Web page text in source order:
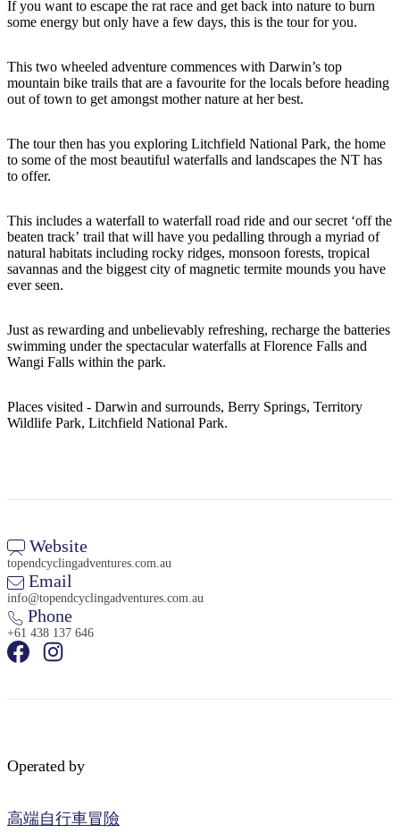
按
地
區
探
索
您
旅
行
工
搜
尋:
Sign
up
If you want to escape the rat race and get back into nature to burn
some energy but only have a few days, this is the tour for you.
This two wheeled adventure commences with Darwin’s top
mountain bike trails that are a favourite for the locals before heading
out of town to get amongst mother nature at her best.
The tour then has you exploring Litchfield National Park, the home
to some of the most beautiful waterfalls and landscapes the NT has
to offer.
This includes a waterfall to waterfall road ride and our secret ‘off the
beaten track’ trail that will have you pedalling through a myriad of
natural habitats including rocky ridges, monsoon forests, tropical
savannas and the biggest city of magnetic termite mounds you have
ever seen.
Just as rewarding and unbelievably refreshing, recharge the batteries
swimming under the spectacular waterfalls at Florence Falls and
Wangi Falls within the park.
Places visited - Darwin and surrounds, Berry Springs, Territory
Wildlife Park, Litchfield National Park.
Website
topendcyclingadventures.com.au
Email
info@topendcyclingadventures.com.au
Phone
+61 438 137 646
Operated by
高端自行車冒險